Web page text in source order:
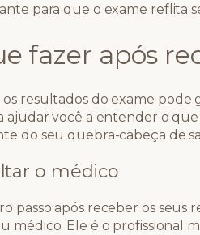
para que o exame reflita
fazer após
resultados do exame pode
ajudar você a entender o
do seu quebra-cabeça de
o médico
passo após receber os seus
médico. Ele é o profissional